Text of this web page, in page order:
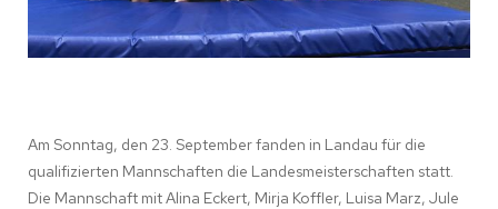
Am Sonntag, den 23. September fanden in Landau für die
qualifizierten Mannschaften die Landesmeisterschaften statt.
Die Mannschaft mit Alina Eckert, Mirja Koffler, Luisa Marz, Jule